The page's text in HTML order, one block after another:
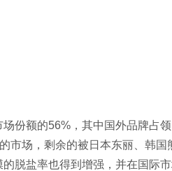
份额的56%，其中国外品牌占
市场，剩余的被日本东丽、韩国
脱盐率也得到增强，并在国际